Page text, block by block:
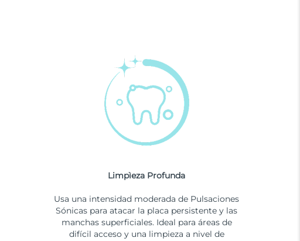
Limpìeza Profunda
Usa una intensidad moderada de Pulsaciones
Sónicas para atacar la placa persistente y las
manchas superficiales. Ideal para áreas de
difícil acceso y una limpieza a nivel de